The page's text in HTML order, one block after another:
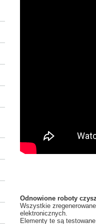
Odnowione roboty
Wszystkie
elektronicznych.
Elementy te są